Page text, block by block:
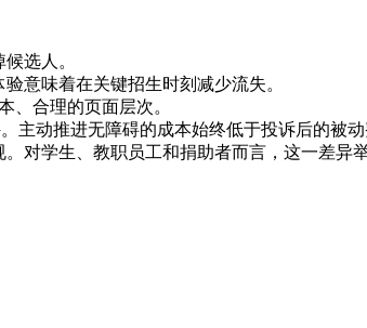
选人。
意味着在关键招生时刻减少流失。
合理的页面层次。
动推进无障碍的成本始终低于投诉后的被动
对学生、教职员工和捐助者而言，这一差异举